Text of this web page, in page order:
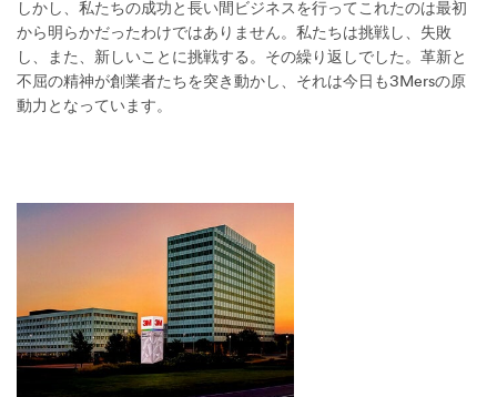
しかし、私たちの成功と長い間ビジネスを行ってこれたのは最初
から明らかだったわけではありません。私たちは挑戦し、失敗
し、また、新しいことに挑戦する。その繰り返しでした。革新と
不屈の精神が創業者たちを突き動かし、それは今日も3Mersの原
動力となっています。